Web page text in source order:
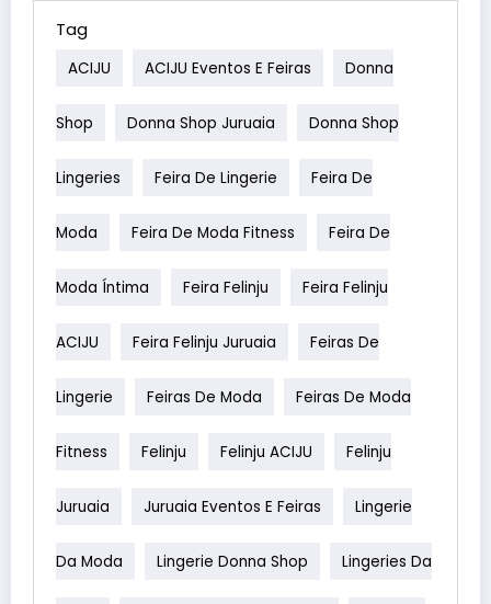
Tag
ACIJU ACIJU Eventos E Feiras Donna
Shop Donna Shop Juruaia Donna Shop
Lingeries Feira De Lingerie Feira De
Moda Feira De Moda Fitness Feira De
Moda Íntima Feira Felinju Feira Felinju
ACIJU Feira Felinju Juruaia Feiras De
Lingerie Feiras De Moda Feiras De Moda
Fitness Felinju Felinju ACIJU Felinju
Juruaia Juruaia Eventos E Feiras Lingerie
Da Moda Lingerie Donna Shop Lingeries Da